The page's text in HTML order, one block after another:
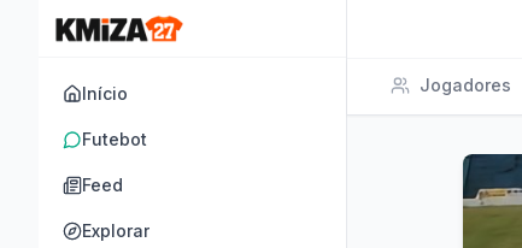
Início
Futebot
Feed
Explorar
Jogadores